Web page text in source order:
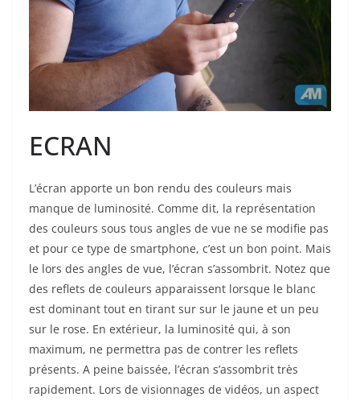
ECRAN
L’écran apporte un bon rendu des couleurs mais
manque de luminosité. Comme dit, la représentation
des couleurs sous tous angles de vue ne se modifie pas
et pour ce type de smartphone, c’est un bon point. Mais
le lors des angles de vue, l’écran s’assombrit. Notez que
des reflets de couleurs apparaissent lorsque le blanc
est dominant tout en tirant sur sur le jaune et un peu
sur le rose. En extérieur, la luminosité qui, à son
maximum, ne permettra pas de contrer les reflets
présents. A peine baissée, l’écran s’assombrit très
rapidement. Lors de visionnages de vidéos, un aspect